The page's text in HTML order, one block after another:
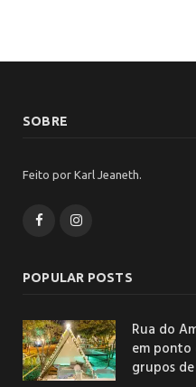
SOBRE
Feito por Karl Jeaneth.
FacebookInstagram
POPULAR POSTS
Rua do
em
grupos